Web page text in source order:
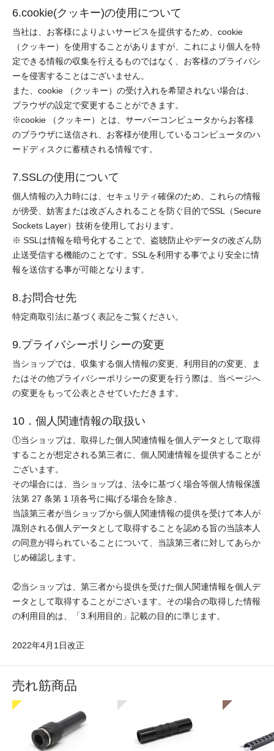
6.cookie(クッキー)の使用について
当社は、お客様によりよいサービスを提供するため、cookie
（クッキー）を使用することがありますが、これにより個人を特
定できる情報の収集を行えるものではなく、お客様のプライバシ
ーを侵害することはございません。
また、cookie （クッキー）の受け入れを希望されない場合は、
ブラウザの設定で変更することができます。
※cookie （クッキー）とは、サーバーコンピュータからお客様
のブラウザに送信され、お客様が使用しているコンピュータのハ
ードディスクに蓄積される情報です。
7.SSLの使用について
個人情報の入力時には、セキュリティ確保のため、これらの情報
が傍受、妨害または改ざんされることを防ぐ目的でSSL（Secure
Sockets Layer）技術を使用しております。
※ SSLは情報を暗号化することで、盗聴防止やデータの改ざん防
止送受信する機能のことです。SSLを利用する事でより安全に情
報を送信する事が可能となります。
8.お問合せ先
特定商取引法に基づく表記をご覧ください。
9.プライバシーポリシーの変更
当ショップでは、収集する個人情報の変更、利用目的の変更、ま
たはその他プライバシーポリシーの変更を行う際は、当ページへ
の変更をもって公表とさせていただきます。
10．個人関連情報の取扱い
①当ショップは、取得した個人関連情報を個人データとして取得
することが想定される第三者に、個人関連情報を提供することが
ございます。
その場合には、当ショップは、法令に基づく場合等個人情報保護
法第 27 条第 1 項各号に掲げる場合を除き、
当該第三者が当ショップから個人関連情報の提供を受けて本人が
識別される個人データとして取得することを認める旨の当該本人
の同意が得られていることについて、当該第三者に対してあらか
じめ確認します。
②当ショップは、第三者から提供を受けた個人関連情報を個人デ
ータとして取得することがございます。その場合の取得した情報
の利用目的は、「3.利用目的」記載の目的に準じます。
2022年4月1日改正
売れ筋商品